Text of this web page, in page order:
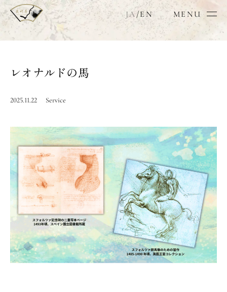
JA/EN MENU
レオナルドの馬
2025.11.22 Service